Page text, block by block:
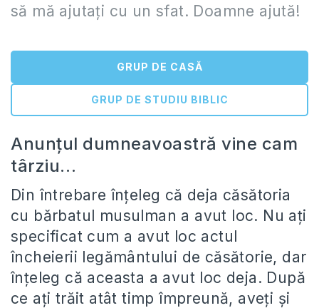
să mă ajutați cu un sfat. Doamne ajută!
GRUP DE CASĂ
GRUP DE STUDIU BIBLIC
Anunţul dumneavoastră vine cam
târziu…
Din întrebare înţeleg că deja căsătoria
cu bărbatul musulman a avut loc. Nu aţi
specificat cum a avut loc actul
încheierii legământului de căsătorie, dar
înţeleg că aceasta a avut loc deja. După
ce aţi trăit atât timp împreună, aveţi şi